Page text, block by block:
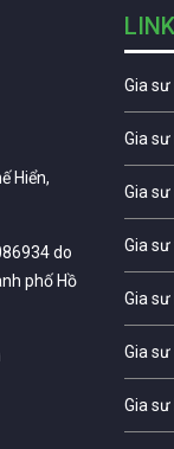
Hiển,
do
phố Hồ
Gia
Gia sư
Gia
Gia
Gia
Gia sư
Gia